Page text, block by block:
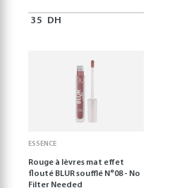
35 DH
ESSENCE
Rouge à lèvres mat effet
flouté BLUR soufflé N°08 - No
Filter Needed